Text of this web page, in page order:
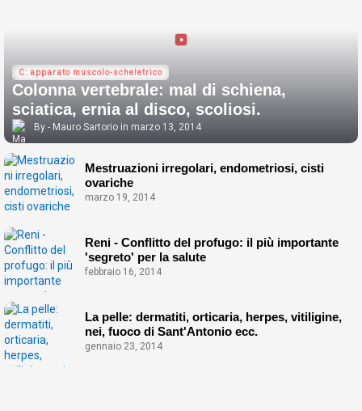
C: apparato muscolo-scheletrico
Colonna vertebrale: mal di schiena,
sciatica, ernia al disco, scoliosi.
Mauro Sartorio marzo 13, 2014
Mestruazioni irregolari, endometriosi, cisti
ovariche
marzo 19, 2014
Reni - Conflitto del profugo: il più importante
'segreto' per la salute
febbraio 16, 2014
La pelle: dermatiti, orticaria, herpes, vitiligine,
nei, fuoco di Sant'Antonio ecc.
gennaio 23, 2014